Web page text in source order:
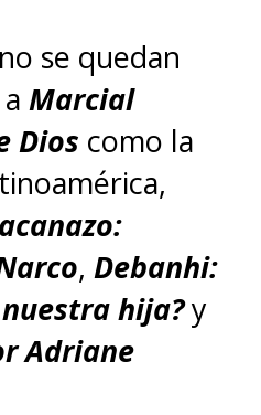
volverá
temporada
en el
, donde ya
primera
nuevos
a las
se quedan
Marcial
Dios como la
,Debanhi:
hija?y
Adriane